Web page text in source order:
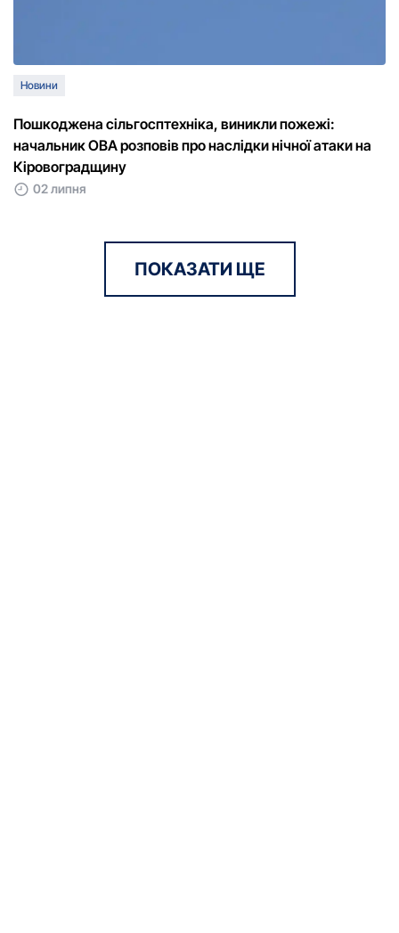
Новини
Пошкоджена сільгосптехніка, виникли пожежі:
начальник ОВА розповів про наслідки нічної атаки на
Кіровоградщину
02 липня
ПОКАЗАТИ ЩЕ